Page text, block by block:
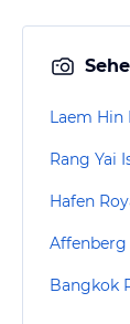
Laem Hin
Rang Yai
Hafen
Affenberg
Bangkok